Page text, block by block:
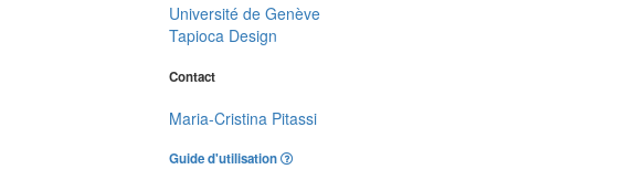
Université de Genève
Tapioca Design
Contact
Maria-Cristina Pitassi
Guide d'utilisation